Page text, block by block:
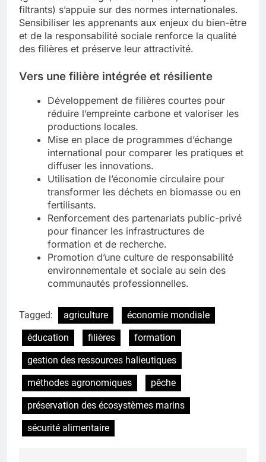
filtrants) s’appuie sur des normes internationales.
Sensibiliser les apprenants aux enjeux du bien-être
et de la responsabilité sociale renforce la qualité
des filières et préserve leur attractivité.
Vers une filière intégrée et résiliente
Développement de filières courtes pour
réduire l’empreinte carbone et valoriser les
productions locales.
Mise en place de programmes d’échange
international pour comparer les pratiques et
diffuser les innovations.
Utilisation de l’économie circulaire pour
transformer les déchets en biomasse ou en
fertilisants.
Renforcement des partenariats public-privé
pour financer les infrastructures de
formation et de recherche.
Promotion d’une culture de responsabilité
environnementale et sociale au sein des
communautés professionnelles.
Tagged: agriculture
économie mondiale
éducation
filières
formation
gestion des ressources halieutiques
méthodes agronomiques
pêche
préservation des écosystèmes marins
sécurité alimentaire